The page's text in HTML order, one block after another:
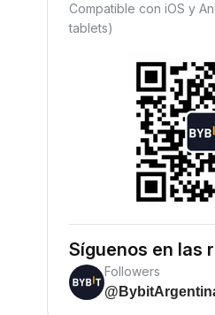
Compatible con iOS y
tablets)
Síguenos en las
Followers